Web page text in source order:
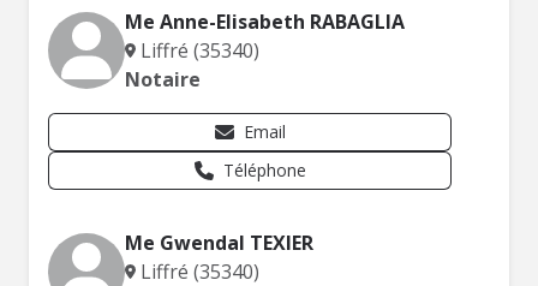
Me Anne-Elisabeth RABAGLIA
Liffré (35340)
Notaire
Email
Téléphone
Me Gwendal TEXIER
Liffré (35340)